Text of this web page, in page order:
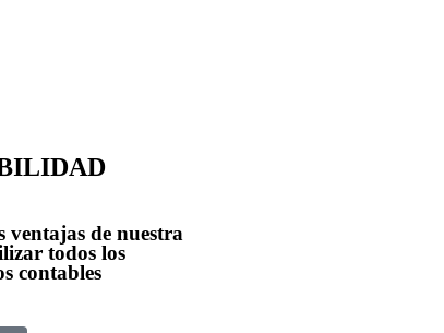
ventajas de nuestra
todos los
contables